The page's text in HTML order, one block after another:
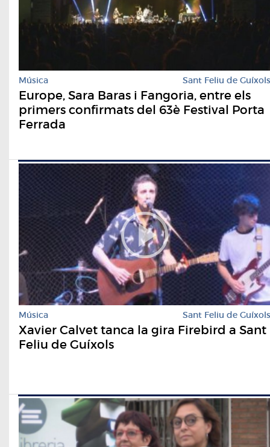
Música Sant Feliu de Guíxols
Europe, Sara Baras i Fangoria, entre els
primers confirmats del 63è Festival Porta
Ferrada
Música Sant Feliu de Guíxols
Xavier Calvet tanca la gira Firebird a Sant
Feliu de Guíxols